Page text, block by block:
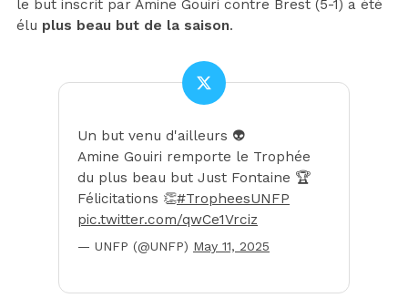
le but inscrit par Amine Gouiri contre Brest (5-1) a été
élu plus beau but de la saison.
Un but venu d'ailleurs 👽
Amine Gouiri remporte le Trophée
du plus beau but Just Fontaine 🏆
Félicitations 👏#TropheesUNFP
pic.twitter.com/qwCe1Vrciz
— UNFP (@UNFP) May 11, 2025